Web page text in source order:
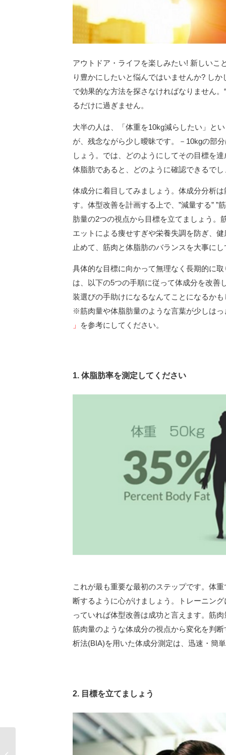
アウトドア・ライフを楽しみたい! 新しいこ
り豊かにしたいと悩んではいませんか? し
で効果的な方法を探さなければなりません
るだけに過ぎません。
大半の人は、「体重を10kg減らしたい」と
が、残念ながら少し曖昧です。－10kgの部
しょう。では、どのようにしてその目標を
体脂肪であると、どのように確認できるで
体成分に着目してみましょう。体成分分析
す。体型改善を計画する上で、”減量する” ”
肪量の2つの視点から目標を立てましょう。
エットによる痩せすぎや栄養失調を防ぎ、
止めて、筋肉と体脂肪のバランスを大事に
具体的な目標に向かって無理なく長期的に
は、以下の5つの手順に従って体成分を改善
装選びの手助けになるなんてことになるか
※筋肉量や体脂肪量のような言葉が少しは
」
を参考にしてください。
1. 体脂肪率を測定してください
これが最も重要な最初のステップです。体
断するように心がけましょう。トレーニン
っていれば体型改善は成功と言えます。筋
筋肉量のような体成分の視点から変化を判
析法(BIA)を用いた体成分測定は、迅速・簡
2. 目標を立てましょう